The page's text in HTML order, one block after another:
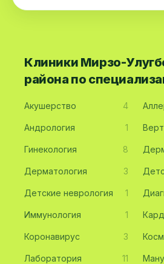
Клиники Мирзо-
района по
Акушерство 4
Андрология 1
Гинекология 8
Дерматология 3
Детские неврология 1
Иммунология 1
Коронавирус 3
Лаборатория 11